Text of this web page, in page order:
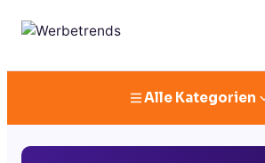
Alle Kategorien